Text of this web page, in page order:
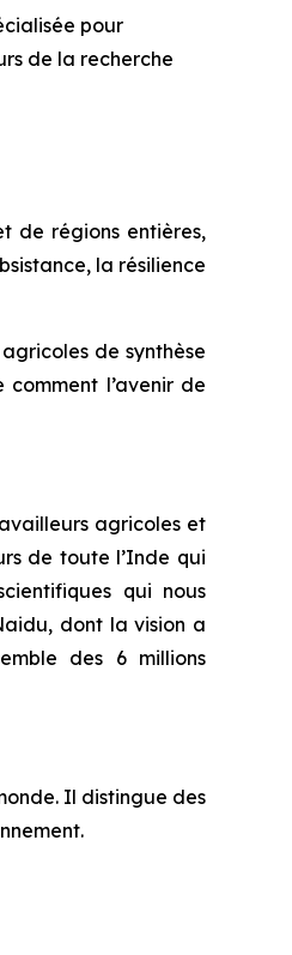
pour
de la recherche
de régions entières,
la résilience
de synthèse
l’avenir de
agricoles et
de toute l’Inde qui
qui nous
dont la vision a
des 6 millions
Il distingue des